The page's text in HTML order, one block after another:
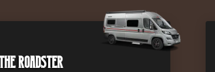
Roadster